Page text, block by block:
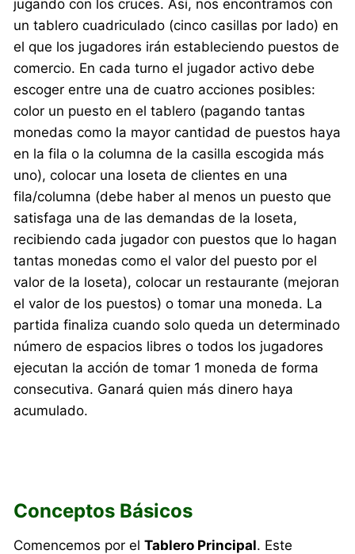
jugando con los cruces. Así, nos encontramos con
un tablero cuadriculado (cinco casillas por lado) en
el que los jugadores irán estableciendo puestos de
comercio. En cada turno el jugador activo debe
escoger entre una de cuatro acciones posibles:
color un puesto en el tablero (pagando tantas
monedas como la mayor cantidad de puestos haya
en la fila o la columna de la casilla escogida más
uno), colocar una loseta de clientes en una
fila/columna (debe haber al menos un puesto que
satisfaga una de las demandas de la loseta,
recibiendo cada jugador con puestos que lo hagan
tantas monedas como el valor del puesto por el
valor de la loseta), colocar un restaurante (mejoran
el valor de los puestos) o tomar una moneda. La
partida finaliza cuando solo queda un determinado
número de espacios libres o todos los jugadores
ejecutan la acción de tomar 1 moneda de forma
consecutiva. Ganará quien más dinero haya
acumulado.
Conceptos Básicos
Comencemos por elTablero Principal. Este